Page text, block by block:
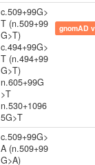
c.509+99G>
T (n.509+99
G>T)
c.494+99G>
T (n.494+99
G>T)
n.605+99G
>T
n.530+1096
5G>T
gnomAD
c.509+99G>
A (n.509+99
G>A)